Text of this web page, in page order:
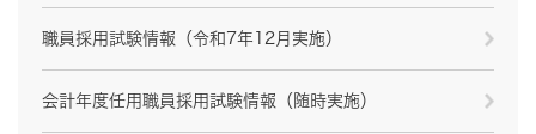
職員採用試験情報（令和7年12月実施）
会計年度任用職員採用試験情報（随時実施）